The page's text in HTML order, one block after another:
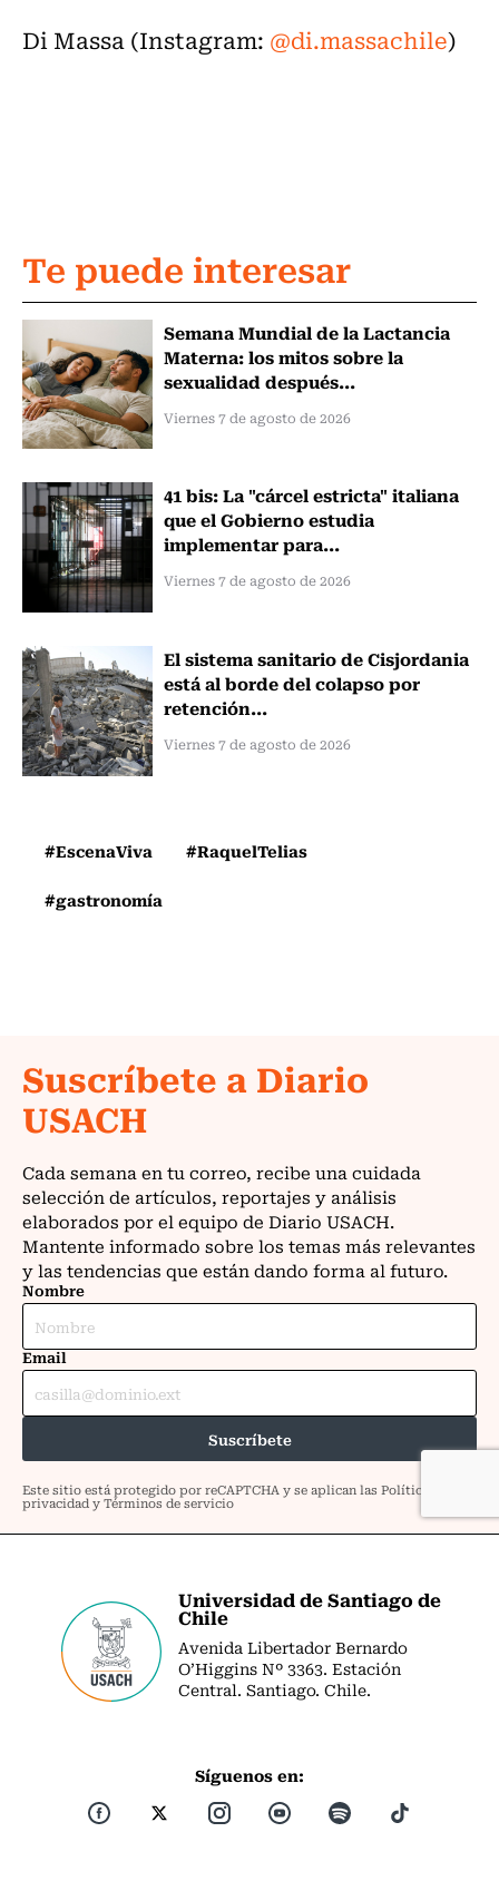
Di Massa (Instagram: @di.massachile)
Te puede interesar
Semana Mundial de la Lactancia
Materna: los mitos sobre la
sexualidad después...
Viernes 7 de agosto de 2026
41 bis: La "cárcel estricta" italiana
que el Gobierno estudia
implementar para...
Viernes 7 de agosto de 2026
El sistema sanitario de Cisjordania
está al borde del colapso por
retención...
Viernes 7 de agosto de 2026
#EscenaViva
#RaquelTelias
#gastronomía
Universidad de Santiago de
Chile
Avenida Libertador Bernardo
O’Higgins Nº 3363. Estación
Central. Santiago. Chile.
Síguenos en: